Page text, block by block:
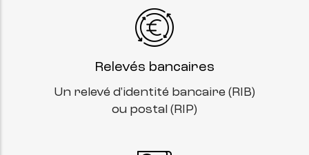
Relevés bancaires
Un relevé d'identité bancaire (RIB)
ou postal (RIP)